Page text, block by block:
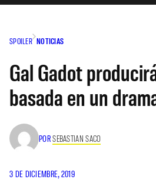
SPOILER NOTICIAS
Gal Gadot
basada en un
PORSEBASTIAN SACO
3 DE DICIEMBRE, 2019